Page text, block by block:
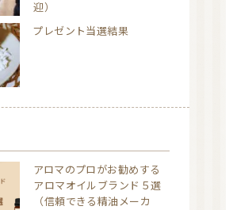
迎）
プレゼント当選結果
アロマのプロがお勧めする
アロマオイルブランド５選
（信頼できる精油メーカ